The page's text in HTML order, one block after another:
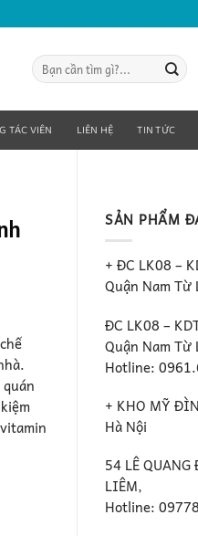
Tìm
kiếm:
TÁC VIÊN LIÊN HỆ TIN TỨC
SẢN PHẨM
+ ĐC LK08 –
Quận Nam Từ
ĐC LK08 –
Quận Nam Từ
Hotline:
+ KHO MỸ
Hà Nội
54 LÊ
LIÊM,
Hotline: